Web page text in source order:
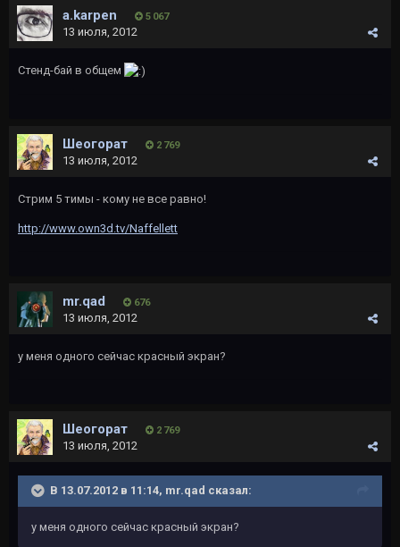
a.karpen 5 067
13 июля, 2012
Стенд-бай в общем
Шеогорат 2 769
13 июля, 2012
Стрим 5 тимы - кому не все равно!
http://www.own3d.tv/Naffellett
mr.qad 676
13 июля, 2012
у меня одного сейчас красный экран?
Шеогорат 2 769
13 июля, 2012
В 13.07.2012 в 11:14, mr.qad сказал:
у меня одного сейчас красный экран?